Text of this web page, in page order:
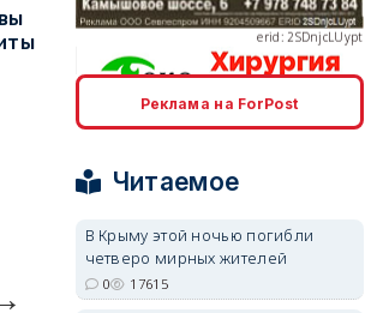
Украинский БЭК выгнал
отдыхающих с пляжей Ялты
Людей эвакуируют с
набережной крымского
разминирование.
Реклама на ForPost
Читаемое
В Крыму этой ночью погибли
четверо мирных жителей
0 17615